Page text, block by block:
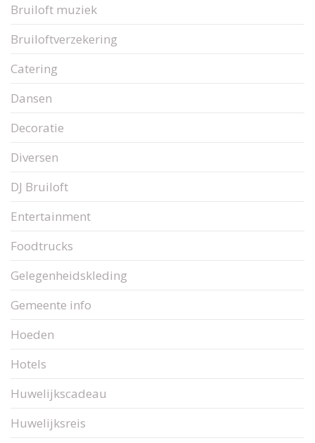
Bruiloft muziek
Bruiloftverzekering
Catering
Dansen
Decoratie
Diversen
DJ Bruiloft
Entertainment
Foodtrucks
Gelegenheidskleding
Gemeente info
Hoeden
Hotels
Huwelijkscadeau
Huwelijksreis